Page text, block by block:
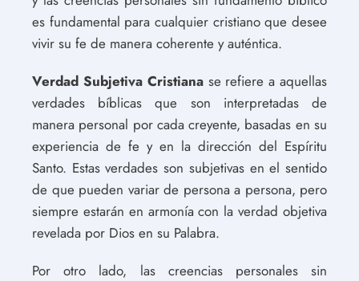
es fundamental para cualquier cristiano que desee
vivir su fe de manera coherente y auténtica.
Verdad Subjetiva Cristianase refiere a aquellas
verdades bíblicas que son interpretadas de
manera personal por cada creyente, basadas en su
experiencia de fe y en la dirección del Espíritu
Santo. Estas verdades son subjetivas en el sentido
de que pueden variar de persona a persona, pero
siempre estarán en armonía con la verdad objetiva
revelada por Dios en su Palabra.
Por otro lado, las creencias personales sin